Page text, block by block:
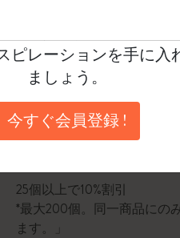
数量
数量が1に更新されまし
25個以上で10%割引
*最大200個。同一商品にの
ます。」
ピレーションを手に入
ましょう。
今すぐ会員登録 !